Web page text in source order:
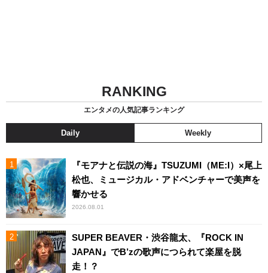
RANKING
エンタメの人気記事ランキング
Daily Weekly
『モアナと伝説の海』TSUZUMI（ME:I）×尾上
松也、ミュージカル・アドベンチャーで美声を
響かせる
2026.08.01
SUPER BEAVER・渋谷龍太、『ROCK IN
JAPAN』でB’zの歌声につられて楽屋を脱
走！？